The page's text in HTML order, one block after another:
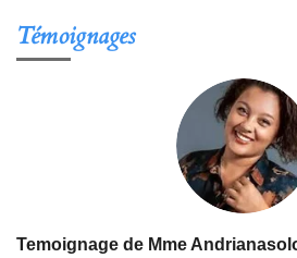
Témoignages
Temoignage de Mme